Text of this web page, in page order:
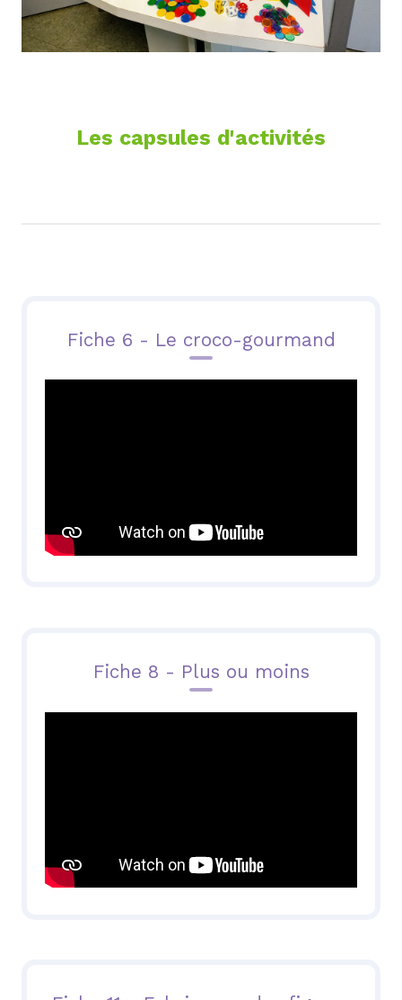
Les capsules d'activités
Fiche 6 - Le croco-gourmand
Fiche 8 - Plus ou moins